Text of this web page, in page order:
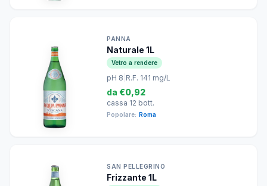
PANNA
Naturale 1L
Vetro a rendere
pH 8 R.F. 141 mg/L
da €0,92
cassa 12 bott.
Popolare: Roma
SAN PELLEGRINO
Frizzante 1L